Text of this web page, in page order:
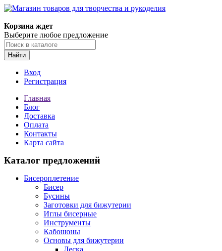
Корзина ждет
Выберите любое предложение
Найти
Вход
Регистрация
Главная
Блог
Доставка
Оплата
Контакты
Карта сайта
Каталог предложений
Бисероплетение
Бисер
Бусины
Заготовки для бижутерии
Иглы бисерные
Инструменты
Кабошоны
Основы для бижутерии
Леска